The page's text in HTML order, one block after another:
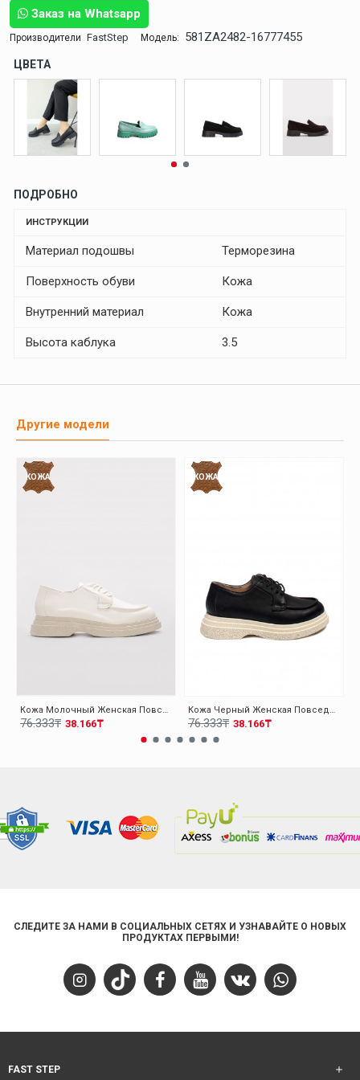
Заказ на Whatsapp
Производители FastStep Модель: 581ZA2482-16777455
ЦВЕТА
ПОДРОБНО
ИНСТРУКЦИИ
Материал подошвы Терморезина
Поверхность обуви Кожа
Внутренний материал Кожа
Высота каблука 3.5
Другие модели
КОЖА
Кожа Молочный Женская Повседневная Обувь 009ZA0151
38.166₸
76.333₸
КОЖА
Кожа Черный Женская Повседневная Обувь 009ZA0151
38.166₸
76.333₸
СЛЕДИТЕ ЗА НАМИ В СОЦИАЛЬНЫХ СЕТЯХ И УЗНАВАЙТЕ О НОВЫХ
ПРОДУКТАХ ПЕРВЫМИ!
FAST STEP